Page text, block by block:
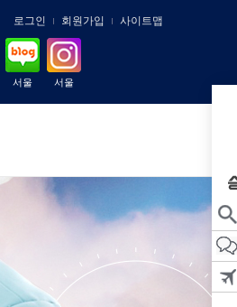
로그인 회원가입 사이트맵
서울 서울